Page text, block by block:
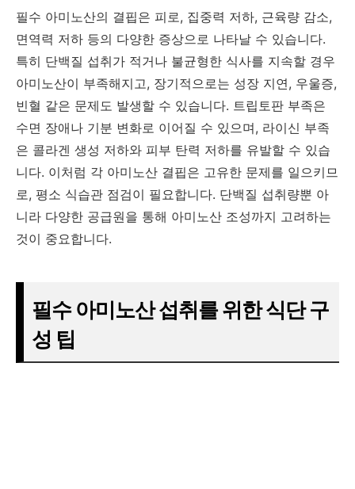
필수 아미노산의 결핍은 피로, 집중력 저하, 근육량 감소,
면역력 저하 등의 다양한 증상으로 나타날 수 있습니다.
특히 단백질 섭취가 적거나 불균형한 식사를 지속할 경우
아미노산이 부족해지고, 장기적으로는 성장 지연, 우울증,
빈혈 같은 문제도 발생할 수 있습니다. 트립토판 부족은
수면 장애나 기분 변화로 이어질 수 있으며, 라이신 부족
은 콜라겐 생성 저하와 피부 탄력 저하를 유발할 수 있습
니다. 이처럼 각 아미노산 결핍은 고유한 문제를 일으키므
로, 평소 식습관 점검이 필요합니다. 단백질 섭취량뿐 아
니라 다양한 공급원을 통해 아미노산 조성까지 고려하는
것이 중요합니다.
필수 아미노산 섭취를 위한 식단 구
성 팁